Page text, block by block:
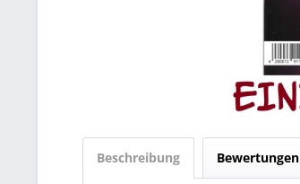
Beschreibung Bewertungen